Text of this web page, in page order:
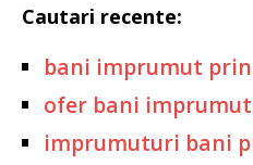
Cautari recente:
bani imprumut
ofer bani
imprumuturi bani